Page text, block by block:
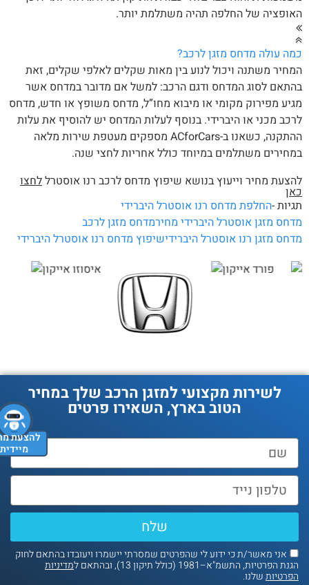
של החלפה תהיה משתלמת יותר.
עולה מדחס מזגן לרכב?
משתנה ויכול לנוע בין מאות שקלים לאלפי שקלים, זאת
לסוג המדחס ודגם הרכב: למשל אם מדובר במדחס אשר
מפירוק מקומי או מיבוא מחו”ל, מדחס משופץ או חדש, מדחס
מכני או היברידי. בנוסף לעלות המדחס יש להוסיף את עלות
ההתקנה, כשאנו ב-ACforCars מספקים מעטפת שירות מלאה
משתלמים במיוחד כולל אחריות לחצי שנה.
מחיר וייעוץ בנושא שיפוץ מדחס לרכב רנו אוסטרללחצו
-החלפת מדחס רנו אוסטרל היברידי
מזגן אוסטרל היברידי מחירמדחס מזגן לרכב
מזגן רנו אוסטרל היברידישיפוץ מדחס רנו אוסטרל היברידי
לשירות מקצועי למזגן הרכב שלך במחיר
הטוב בארץ, השאירו פרטים
אני מאשר/ת כי ידוע לי שהפרטים שמסרתי יישמרו ויעובדו בהתאם לחוק
הפרטיות, התשמ"א–1981 (כולל תיקון 13), ובהתאם ל מדיניות
שלנו.
שלח
להצעת מחיר
מיידית